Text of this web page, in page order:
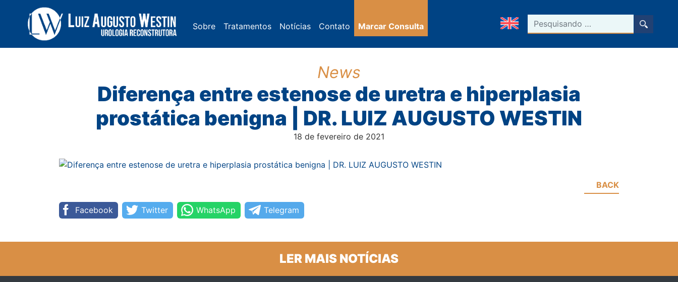
Navegação Principal Sobre Tratamentos Notícias Contato Marcar Consulta
Pesquisar
News
Diferença entre estenose de uretra e hiperplasia
prostática benigna | DR. LUIZ AUGUSTO WESTIN
18 de fevereiro de 2021
BACK
Facebook Twitter WhatsApp Telegram
LER MAIS NOTÍCIAS